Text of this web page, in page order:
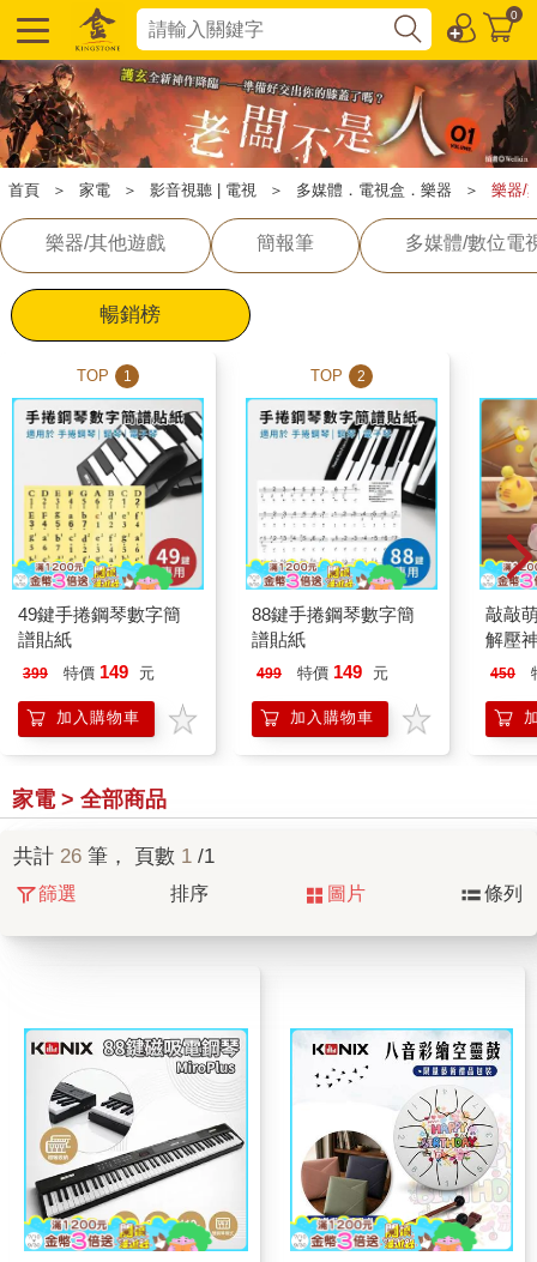
0
首頁 ＞ 家電 ＞ 影音視聽 | 電視 ＞ 多媒體．電視盒．樂器 ＞ 樂器/
樂器/其他遊戲 簡報筆 多媒體/數位電
暢銷榜
TOP 1
49鍵手捲鋼琴數字簡
譜貼紙
399 特價 149 元
加入購物車
TOP 2
88鍵手捲鋼琴數字簡
譜貼紙
499 特價 149 元
加入購物車
敲敲
解壓
450
家電 > 全部商品
共計 26 筆， 頁數 1 /1
篩選 排序 圖片 條列